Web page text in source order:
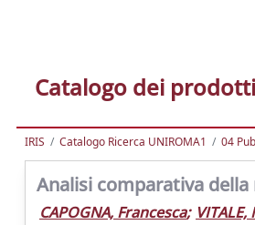
Catalogo dei
IRIS Catalogo Ricerca UNIROMA1 04
Analisi comparativa
CAPOGNA, Francesca; VITALE,